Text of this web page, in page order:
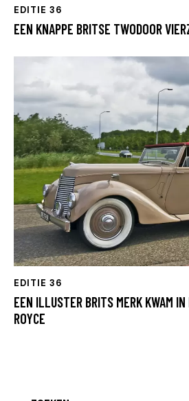
EDITIE 36
EEN KNAPPE BRITSE TWODOOR
EDITIE 36
EEN ILLUSTER BRITS MERK KWAM
ROYCE